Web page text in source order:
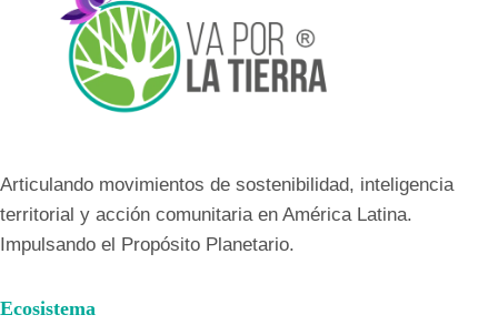
Articulando movimientos de sostenibilidad, inteligencia
territorial y acción comunitaria en América Latina.
Impulsando el Propósito Planetario.
Ecosistema